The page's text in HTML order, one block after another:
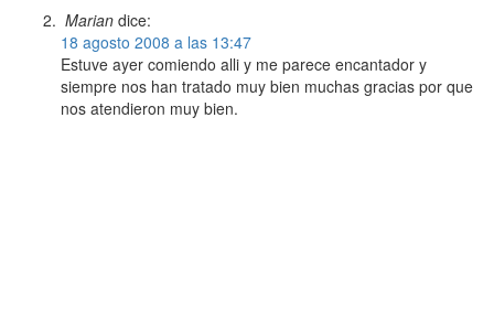
Marian dice:
18 agosto 2008 a las 13:47
Estuve ayer comiendo alli y me parece encantador y
siempre nos han tratado muy bien muchas gracias por que
nos atendieron muy bien.